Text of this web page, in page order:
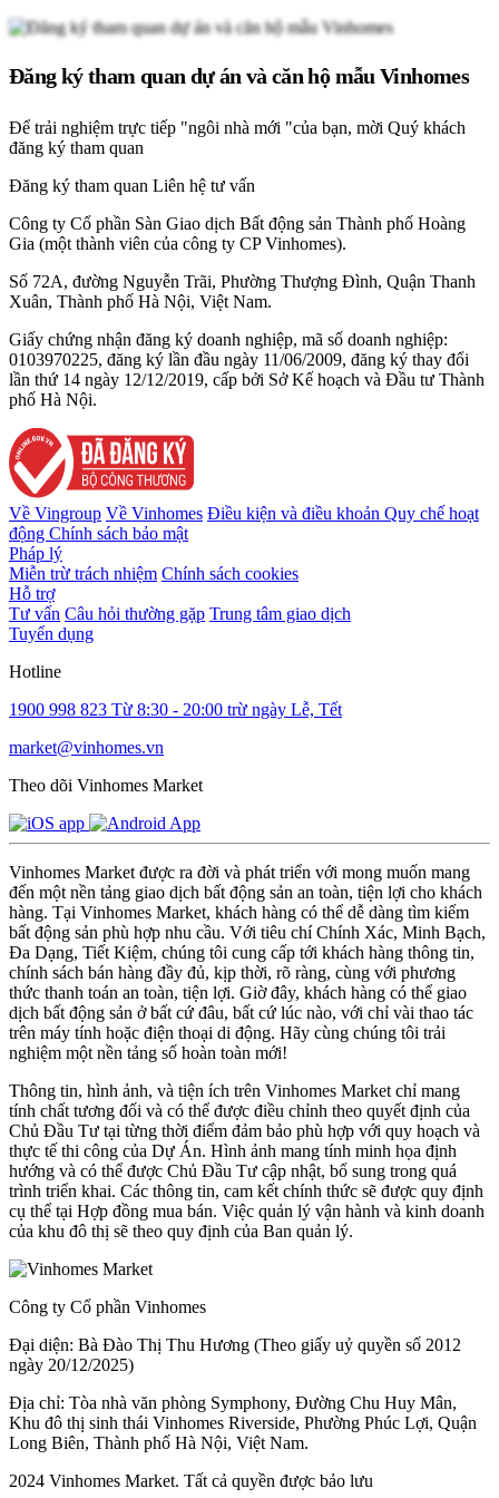
Đăng ký tham quan dự án và căn hộ mẫu Vinhomes
Để trải nghiệm trực tiếp "ngôi nhà mới "của bạn, mời Quý khách
đăng ký tham quan
Đăng ký tham quan Liên hệ tư vấn
Công ty Cổ phần Sàn Giao dịch Bất động sản Thành phố Hoàng
Gia (một thành viên của công ty CP Vinhomes).
Số 72A, đường Nguyễn Trãi, Phường Thượng Đình, Quận Thanh
Xuân, Thành phố Hà Nội, Việt Nam.
Giấy chứng nhận đăng ký doanh nghiệp, mã số doanh nghiệp:
0103970225, đăng ký lần đầu ngày 11/06/2009, đăng ký thay đổi
lần thứ 14 ngày 12/12/2019, cấp bởi Sở Kế hoạch và Đầu tư Thành
phố Hà Nội.
Về Vingroup Về Vinhomes Điều kiện và điều khoản Quy chế hoạt
động Chính sách bảo mật
Pháp lý
Miễn trừ trách nhiệm Chính sách cookies
Hỗ trợ
Tư vấn Câu hỏi thường gặp Trung tâm giao dịch
Tuyển dụng
Hotline
1900 998 823 Từ 8:30 - 20:00 trừ ngày Lễ, Tết
market@vinhomes.vn
Theo dõi Vinhomes Market
Vinhomes Market được ra đời và phát triển với mong muốn mang
đến một nền tảng giao dịch bất động sản an toàn, tiện lợi cho khách
hàng. Tại Vinhomes Market, khách hàng có thể dễ dàng tìm kiếm
bất động sản phù hợp nhu cầu. Với tiêu chí Chính Xác, Minh Bạch,
Đa Dạng, Tiết Kiệm, chúng tôi cung cấp tới khách hàng thông tin,
chính sách bán hàng đầy đủ, kịp thời, rõ ràng, cùng với phương
thức thanh toán an toàn, tiện lợi. Giờ đây, khách hàng có thể giao
dịch bất động sản ở bất cứ đâu, bất cứ lúc nào, với chỉ vài thao tác
trên máy tính hoặc điện thoại di động. Hãy cùng chúng tôi trải
nghiệm một nền tảng số hoàn toàn mới!
Thông tin, hình ảnh, và tiện ích trên Vinhomes Market chỉ mang
tính chất tương đối và có thể được điều chỉnh theo quyết định của
Chủ Đầu Tư tại từng thời điểm đảm bảo phù hợp với quy hoạch và
thực tế thi công của Dự Án. Hình ảnh mang tính minh họa định
hướng và có thể được Chủ Đầu Tư cập nhật, bổ sung trong quá
trình triển khai. Các thông tin, cam kết chính thức sẽ được quy định
cụ thể tại Hợp đồng mua bán. Việc quản lý vận hành và kinh doanh
của khu đô thị sẽ theo quy định của Ban quản lý.
Công ty Cổ phần Vinhomes
Đại diện: Bà Đào Thị Thu Hương (Theo giấy uỷ quyền số 2012
ngày 20/12/2025)
Địa chỉ: Tòa nhà văn phòng Symphony, Đường Chu Huy Mân,
Khu đô thị sinh thái Vinhomes Riverside, Phường Phúc Lợi, Quận
Long Biên, Thành phố Hà Nội, Việt Nam.
2024 Vinhomes Market. Tất cả quyền được bảo lưu